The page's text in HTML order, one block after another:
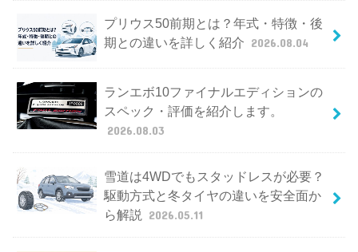
プリウス50前期とは？年式・特徴・後
期との違いを詳しく紹介 2026.08.04
ランエボ10ファイナルエディションの
スペック・評価を紹介します。
2026.08.03
雪道は4WDでもスタッドレスが必要？
駆動方式と冬タイヤの違いを安全面か
ら解説
2026.05.11